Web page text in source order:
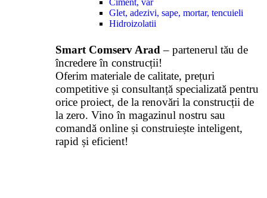
Glet, adezivi, sape, mortar, tencuieli
Hidroizolatii
Smart Comserv Arad – partenerul tău de
încredere în construcții!
Oferim materiale de calitate, prețuri
competitive și consultanță specializată pentru
orice proiect, de la renovări la construcții de
la zero. Vino în magazinul nostru sau
comandă online și construiește inteligent,
rapid și eficient!